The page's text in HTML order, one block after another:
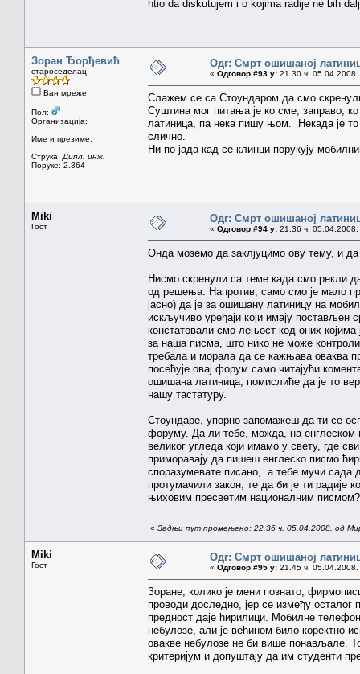
htio da diskutujem i o kojima radije ne bih
Зоран Ђорђевић
староседелац
Ван мреже
Пол:
Организација:
Име и презиме:
Струка: Дипл. инж.
Поруке: 2.364
Одг: Смрт ошишаној
« Одговор #93 у: 21.30 ч. 05.04.2008.
Слажем се са Стоундаром да смо
Суштина мог питања је ко сме, заправо,
латиница, па нека пишу њом. Некада је
слично.
Ни по јада кад се клинци порукују
Miki
Гост
Одг: Смрт ошишаној
« Одговор #94 у: 21.36 ч. 05.04.2008.
Онда моземо да заклјуцимо ову тему, и
Нисмо скренули са теме када смо рекли
од решења. Напротив, само смо је мало
јасно) да је за ошишану латиницу на
искључиво уређаји који имају постављен
констатовали смо лењост код оних
за наша писма, што нико не може
требала и морала да се кажњава оваква
посећује овај форум само читајући
ошишана латиница, помислиће да је то
нашу тастатуру.
Стоундаре, упорно запомажеш да ти се
форуму. Да ли тебе, можда, на енглеском
великог угледа који имамо у свету, где
приморавају да пишеш енглеско писмо
споразумевате писано, а тебе мучи сада
протумачили закон, те да би је ти радије
њиховим пресветим националним писмом?
« Задњи пут промењено: 22.36 ч. 05.04.2008. од
Miki
Гост
Одг: Смрт ошишаној
« Одговор #95 у: 21.45 ч. 05.04.2008.
Зоране, колико је мени познато,
проводи доследно, јер се између
предност даје ћирилици. Мобилне
небулозе, али је већином било коректно
овакве небулозе не би више понављале.
критеријум и допуштају да им студенти